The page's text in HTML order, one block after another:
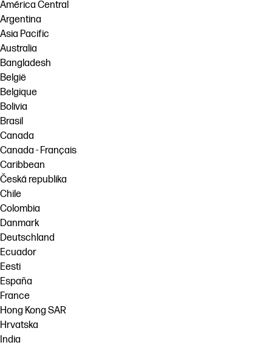
Neem contact op met een HP PrintOS-
expert
Volg ons
Workflowoplossingen
Duurzaamheid
América Central
Argentina
Asia Pacific
Australia
Bangladesh
België
Belgique
Bolivia
Brasil
Canada
Canada - Français
Caribbean
Česká republika
Chile
Colombia
Danmark
Deutschland
Ecuador
Eesti
España
France
Hong Kong SAR
Hrvatska
India